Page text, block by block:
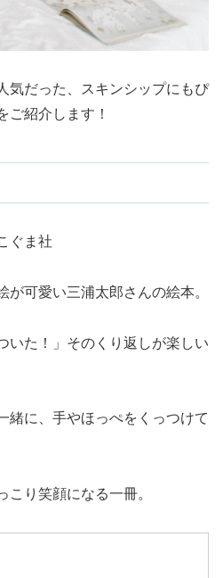
気だった、スキンシップにもぴ
ご紹介します！
ぐま社
が可愛い三浦太郎さんの絵本。
いた！」そのくり返しが楽しい
緒に、手やほっぺをくっつけて
こり笑顔になる一冊。